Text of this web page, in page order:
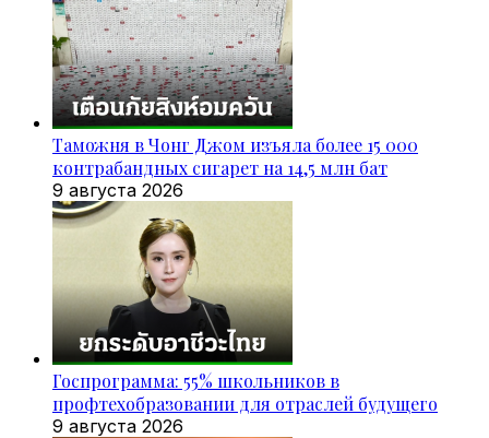
Таможня в Чонг Джом изъяла более 15 000
контрабандных сигарет на 14,5 млн бат
9 августа 2026
Госпрограмма: 55% школьников в
профтехобразовании для отраслей будущего
9 августа 2026